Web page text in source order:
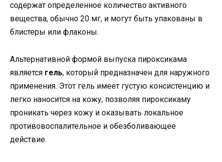
содержат определенное количество активного
вещества, обычно 20 мг, и могут быть упакованы в
блистеры или флаконы.
Альтернативной формой выпуска пироксикама
является гель, который предназначен для наружного
применения. Этот гель имеет густую консистенцию и
легко наносится на кожу, позволяя пироксикаму
проникать через кожу и оказывать локальное
противовоспалительное и обезболивающее
действие.